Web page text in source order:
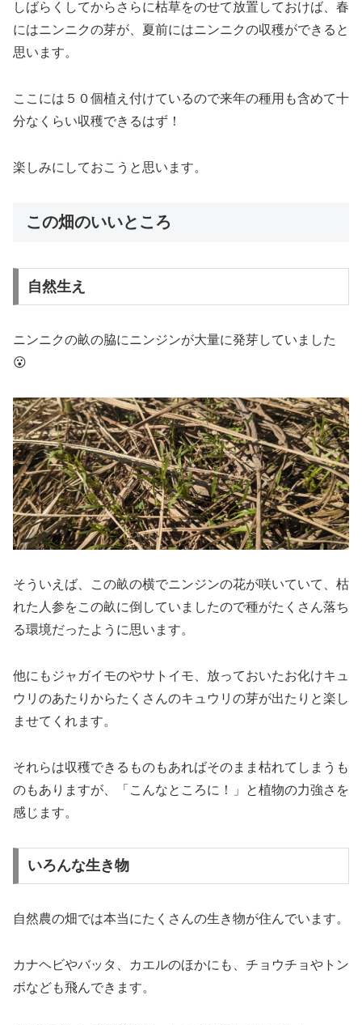
しばらくしてからさらに枯草をのせて放置しておけば、春
にはニンニクの芽が、夏前にはニンニクの収穫ができると
思います。
ここには５０個植え付けているので来年の種用も含めて十
分なくらい収穫できるはず！
楽しみにしておこうと思います。
この畑のいいところ
自然生え
ニンニクの畝の脇にニンジンが大量に発芽していました
😮
そういえば、この畝の横でニンジンの花が咲いていて、枯
れた人参をこの畝に倒していましたので種がたくさん落ち
る環境だったように思います。
他にもジャガイモのやサトイモ、放っておいたお化けキュ
ウリのあたりからたくさんのキュウリの芽が出たりと楽し
ませてくれます。
それらは収穫できるものもあればそのまま枯れてしまうも
のもありますが、「こんなところに！」と植物の力強さを
感じます。
いろんな生き物
自然農の畑では本当にたくさんの生き物が住んでいます。
カナヘビやバッタ、カエルのほかにも、チョウチョやトン
ボなども飛んできます。